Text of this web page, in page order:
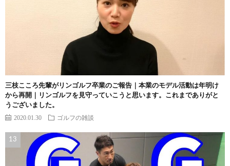
三枝こころ先輩がリンゴルフ卒業のご報告｜本業のモデル活動は年明け
から再開｜リンゴルフを見守っていこうと思います。これまでありがと
うございました。
2020.01.30 ゴルフの雑談